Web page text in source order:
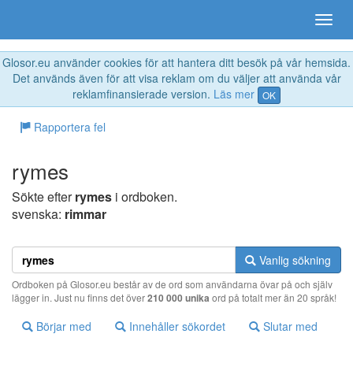
Glosor.eu använder cookies för att hantera ditt besök på vår hemsida.
Det används även för att visa reklam om du väljer att använda vår
reklamfinansierade version. Läs mer OK
Rapportera fel
rymes
Sökte efterrymes i ordboken.
svenska: rimmar
Vanlig sökning
Ordboken på Glosor.eu består av de ord som användarna övar på och själv
lägger in. Just nu finns det över210 000 unika ord på totalt mer än 20 språk!
Börjar med Innehåller sökordet Slutar med